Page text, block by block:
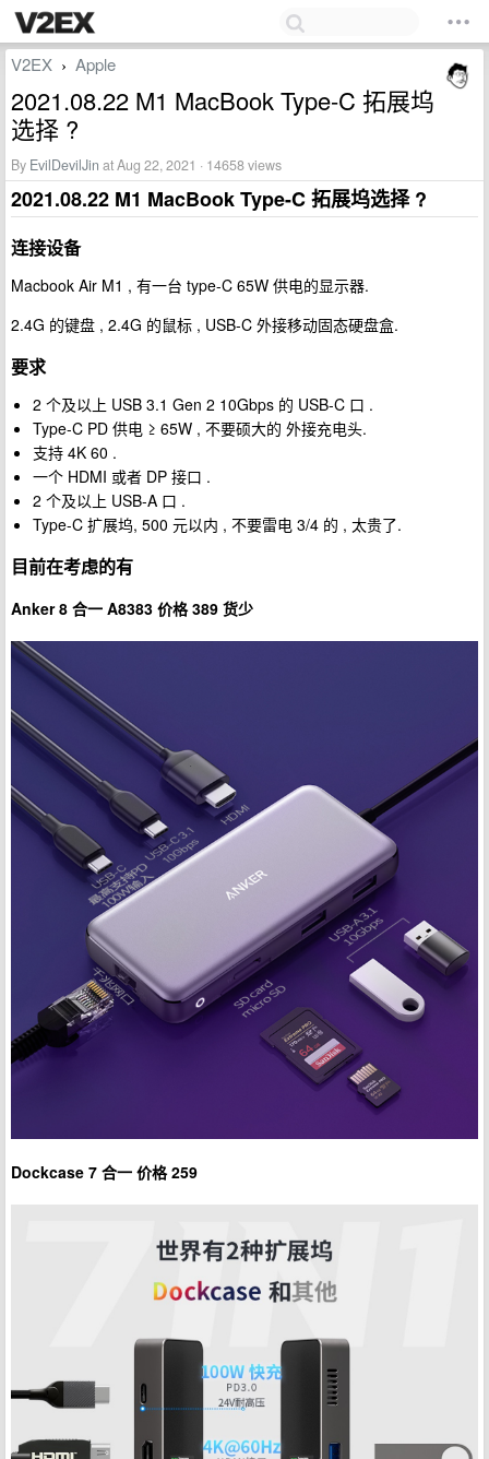
V2EX › Apple
2021.08.22 M1 MacBook Type-C 拓展坞
选择 ?
By EvilDevilJin at Aug 22, 2021 · 14658 views
2021.08.22 M1 MacBook Type-C 拓展坞选择 ?
连接设备
Macbook Air M1 , 有一台 type-C 65W 供电的显示器.
2.4G 的键盘 , 2.4G 的鼠标 , USB-C 外接移动固态硬盘盒.
要求
2 个及以上 USB 3.1 Gen 2 10Gbps 的 USB-C 口 .
Type-C PD 供电 ≥ 65W , 不要硕大的 外接充电头.
支持 4K 60 .
一个 HDMI 或者 DP 接口 .
2 个及以上 USB-A 口 .
Type-C 扩展坞, 500 元以内 , 不要雷电 3/4 的 , 太贵了.
目前在考虑的有
Anker 8 合一 A8383 价格 389 货少
Dockcase 7 合一 价格 259